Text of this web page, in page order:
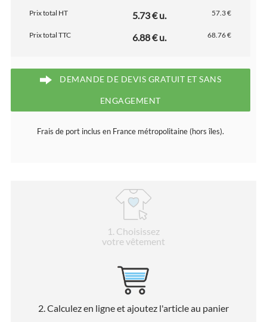
Prix total HT
5.73 € u. 57.3 €
Prix total TTC 6.88 € u. 68.76 €
DEMANDE DE DEVIS GRATUIT ET SANS
ENGAGEMENT
Frais de port inclus en France métropolitaine (hors îles).
1 . Choisissez
votre vêtement
2 . Calculez en ligne et ajoutez l'article au panier